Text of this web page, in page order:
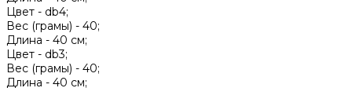
Цвет - db4;
Вес (грамы) - 40;
Длина - 40 см;
Цвет - db3;
Вес (грамы) - 40;
Длина - 40 см;